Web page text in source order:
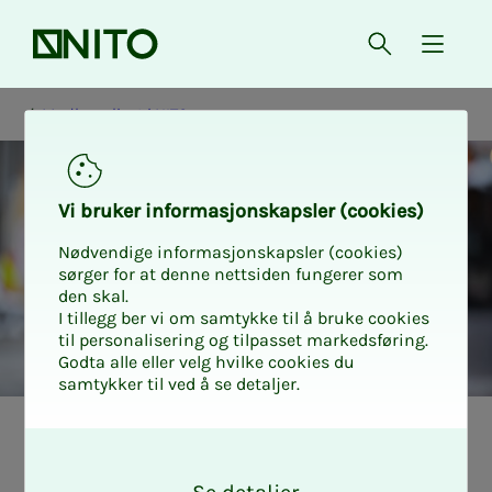
Forsiden Åpne søk
{
Medlemslivet i NITO
Vi bru­­ker in­­for­­ma­­sjons­­kaps­­­ler (cookies)
Nødvendige informasjonskapsler (cookies)
sørger for at denne nettsiden fungerer som
den skal.
I tillegg ber vi om samtykke til å bruke cookies
til personalisering og tilpasset markedsføring.
Godta alle eller velg hvilke cookies du
samtykker til ved å se detaljer.